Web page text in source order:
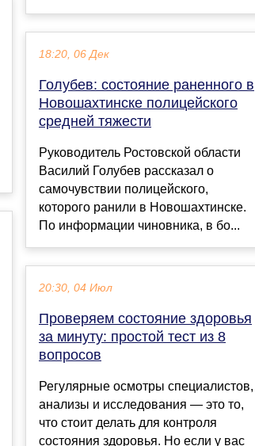
18:20, 06 Дек
Голубев: состояние раненного в
Новошахтинске полицейского
средней тяжести
Руководитель Ростовской области
Василий Голубев рассказал о
самочувствии полицейского,
которого ранили в Новошахтинске.
По информации чиновника, в бо...
20:30, 04 Июл
Проверяем состояние здоровья
за минуту: простой тест из 8
вопросов
Регулярные осмотры специалистов,
анализы и исследования — это то,
что стоит делать для контроля
состояния здоровья. Но если у вас